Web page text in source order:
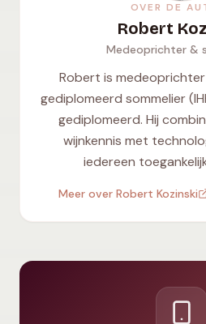
OVER DE
Robert
Medeoprichter &
Robert is
gediplomeerd sommelier
gediplomeerd. Hij
wijnkennis met
iedereen
Meer over Robert Kozinski